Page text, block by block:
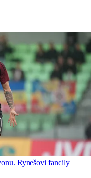
Rynešovi fandily